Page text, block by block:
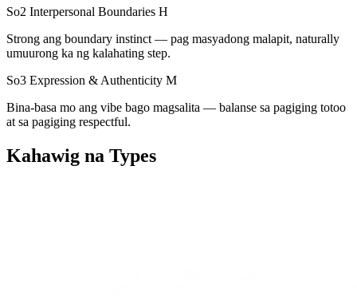
So2 Interpersonal Boundaries H
Strong ang boundary instinct — pag masyadong malapit, naturally
umuurong ka ng kalahating step.
So3 Expression & Authenticity M
Bina-basa mo ang vibe bago magsalita — balanse sa pagiging totoo
at sa pagiging respectful.
Kahawig na Types